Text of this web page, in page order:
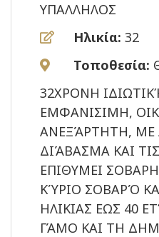
ΥΠΑΛΛΗΛΟΣ
Ηλικία: 32
Τοποθεσία:
32ΧΡΟΝΗ
ΕΜΦΑΝΙΣΙΜΗ,
ΑΝΕΞΆΡΤΗΤΗ, ΜΕ
ΔΙΆΒΑΣΜΑ ΚΑΙ
ΕΠΙΘΥΜΕΙ
ΚΎΡΙΟ ΣΟΒΑΡΌ
ΗΛΙΚΙΑΣ ΕΩΣ 40
ΓΆΜΟ ΚΑΙ ΤΗ